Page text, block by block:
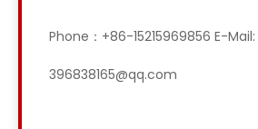
Phone：+86-15215969856 E-Mail:
396838165@qq.com